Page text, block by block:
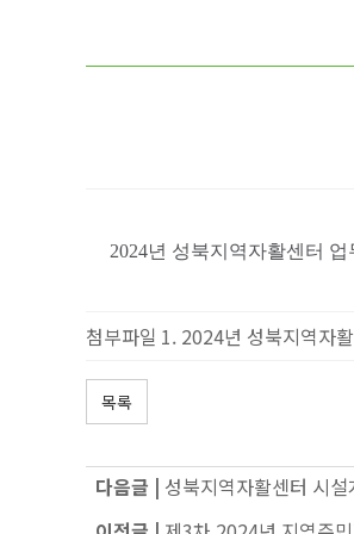
2024년 성북지역자활센터
첨부파일 2024년 성북지역자
목록
다음글 | 성북지역자활센터 시